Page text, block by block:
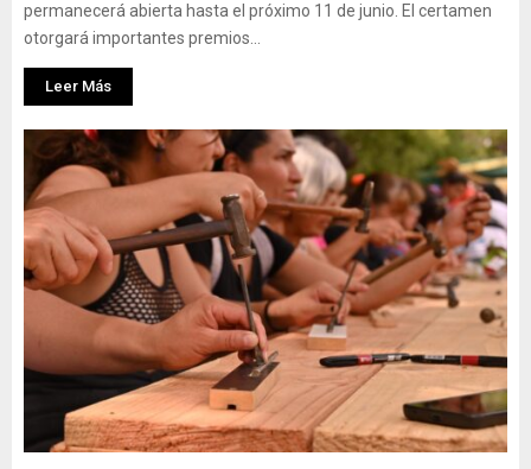
permanecerá abierta hasta el próximo 11 de junio. El certamen
otorgará importantes premios...
Leer Más